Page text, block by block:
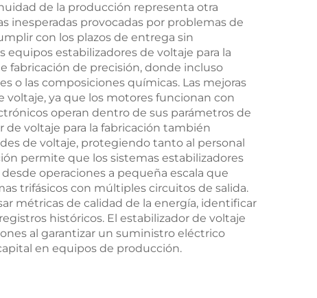
de la producción representa otra
inesperadas provocadas por problemas de
con los plazos de entrega sin
equipos estabilizadores de voltaje para la
fabricación de precisión, donde incluso
o las composiciones químicas. Las mejoras
ya que los motores funcionan con
operan dentro de sus parámetros de
de voltaje para la fabricación también
de voltaje, protegiendo tanto al personal
permite que los sistemas estabilizadores
operaciones a pequeña escala que
trifásicos con múltiples circuitos de salida.
métricas de calidad de la energía, identificar
históricos. El estabilizador de voltaje
al garantizar un suministro eléctrico
en equipos de producción.